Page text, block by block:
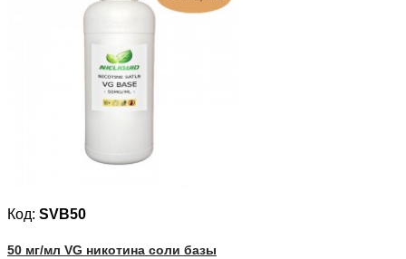
Код: SVB50
50 мг/мл VG никотина соли базы